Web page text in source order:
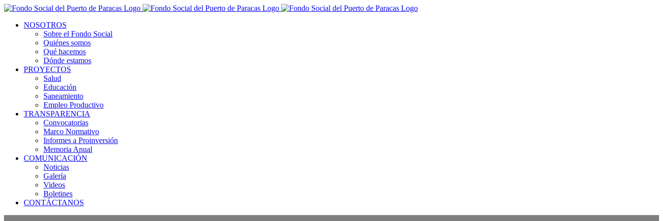
NOSOTROS
Sobre el Fondo Social
Quiénes somos
Qué hacemos
Dónde estamos
PROYECTOS
Salud
Educación
Saneamiento
Empleo Productivo
TRANSPARENCIA
Convocatorias
Marco Normativo
Informes a Proinversión
Memoria Anual
COMUNICACIÓN
Noticias
Galería
Videos
Boletines
CONTÁCTANOS